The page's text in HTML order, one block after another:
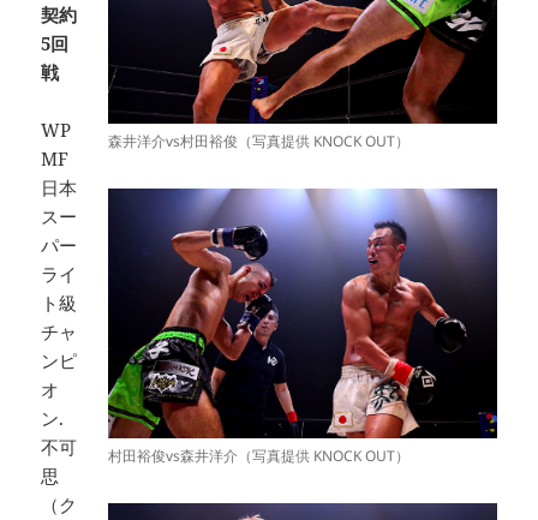
森井洋介vs村田裕俊（写真提供 KNOCK OUT）
村田裕俊vs森井洋介（写真提供 KNOCK OUT）
契約
5回
戦
WP
MF
日本
スー
パー
ライ
ト級
チャ
ンピ
オ
ン.
不可
思
（ク